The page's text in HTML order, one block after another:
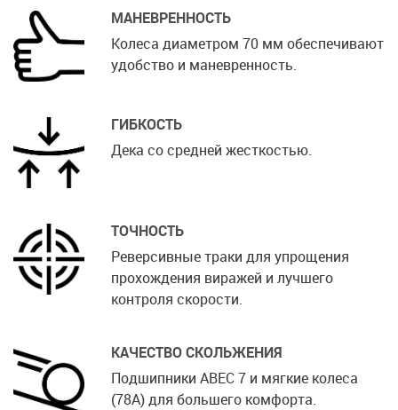
МАНЕВРЕННОСТЬ
Колеса диаметром 70 мм обеспечивают
удобство и маневренность.
ГИБКОСТЬ
Дека со средней жесткостью.
ТОЧНОСТЬ
Реверсивные траки для упрощения
прохождения виражей и лучшего
контроля скорости.
КАЧЕСТВО СКОЛЬЖЕНИЯ
Подшипники ABEC 7 и мягкие колеса
(78А) для большего комфорта.